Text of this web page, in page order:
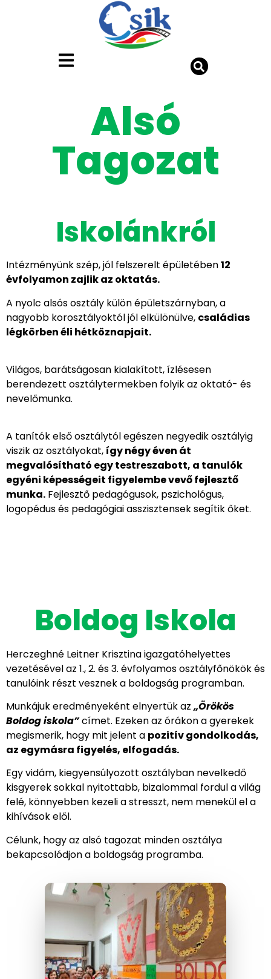
Alsó
Tagozat
Iskolánkról
Intézményünk szép, jól felszerelt épületében12
évfolyamon zajlik az oktatás.
A nyolc alsós osztály külön épületszárnyban, a
nagyobb korosztályoktól jól elkülönülve, családias
légkörben éli hétköznapjait.
Világos, barátságosan kialakított, ízlésesen
berendezett osztálytermekben folyik az oktató- és
nevelőmunka.
A tanítók első osztálytól egészen negyedik osztályig
viszik az osztályokat, így négy éven át
megvalósítható egy testreszabott, a tanulók
egyéni képességeit figyelembe vevő fejlesztő
munka. Fejlesztő pedagógusok, pszichológus,
logopédus és pedagógiai asszisztensek segítik őket.
Boldog Iskola
Herczeghné Leitner Krisztina igazgatóhelyettes
vezetésével az 1., 2. és 3. évfolyamos osztályfőnökök és
tanulóink részt vesznek a boldogság programban.
Munkájuk eredményeként elnyertük az „Örökös
Boldog iskola”címet. Ezeken az órákon a gyerekek
megismerik, hogy mit jelent a pozitív gondolkodás,
az egymásra figyelés, elfogadás.
Egy vidám, kiegyensúlyozott osztályban nevelkedő
kisgyerek sokkal nyitottabb, bizalommal fordul a világ
felé, könnyebben kezeli a stresszt, nem menekül el a
kihívások elől.
Célunk, hogy az alsó tagozat minden osztálya
bekapcsolódjon a boldogság programba.